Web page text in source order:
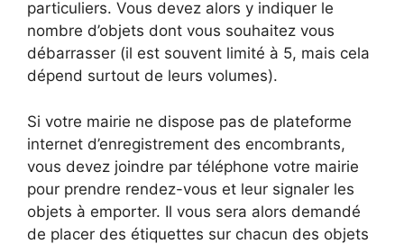
particuliers. Vous devez alors y indiquer le
nombre d’objets dont vous souhaitez vous
débarrasser (il est souvent limité à 5, mais cela
dépend surtout de leurs volumes).
Si votre mairie ne dispose pas de plateforme
internet d’enregistrement des encombrants,
vous devez joindre par téléphone votre mairie
pour prendre rendez-vous et leur signaler les
objets à emporter. Il vous sera alors demandé
de placer des étiquettes sur chacun des objets